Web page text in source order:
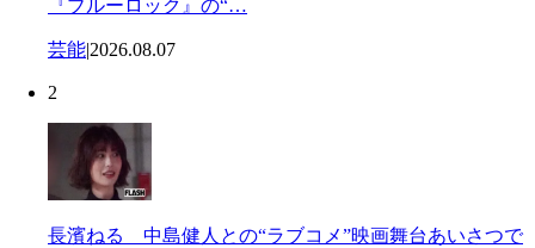
『ブルーロック』の“…
芸能|2026.08.07
2
長濱ねる 中島健人との“ラブコメ”映画舞台あいさつで